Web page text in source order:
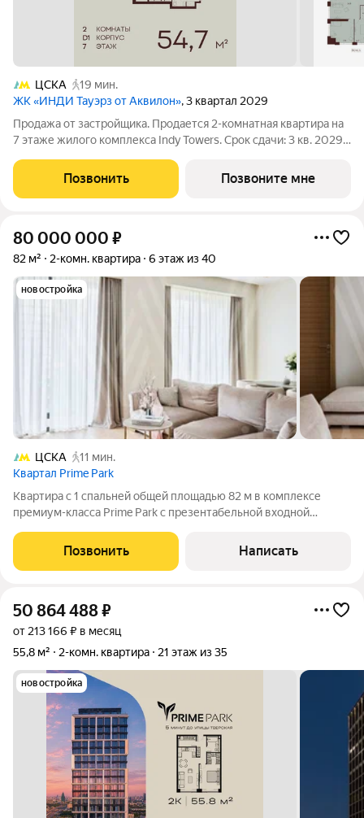
ЦСКА
19 мин.
ЖК «ИНДИ Тауэрз от Аквилон», 3 квартал 2029
Продажа от застройщика. Продается 2-комнатная квартира на
7 этаже жилого комплекса Indy Towers. Срок сдачи: 3 кв. 2029
районе Москвы, на улице Куусенина, в окружении почти 150
гектаров парков для
Позвонить Позвоните мне
80 000 000 ₽
82 м² 2-комн. квартира 6 этаж из 40
новостройка
ЦСКА
11 мин.
Квартал Prime Park
Квартира с 1 спальней общей площадью 82 м в комплексе
премиум-класса Prime Park с презентабельной входной
отделкой расположена на 6 этаже в корпусе R4. Интерьер
оформлен в современном стиле в
Позвонить Написать
50 864 488₽
от 213 166 ₽ в месяц
55,8 м²
2-комн. квартира 21 этаж из 35
новостройка